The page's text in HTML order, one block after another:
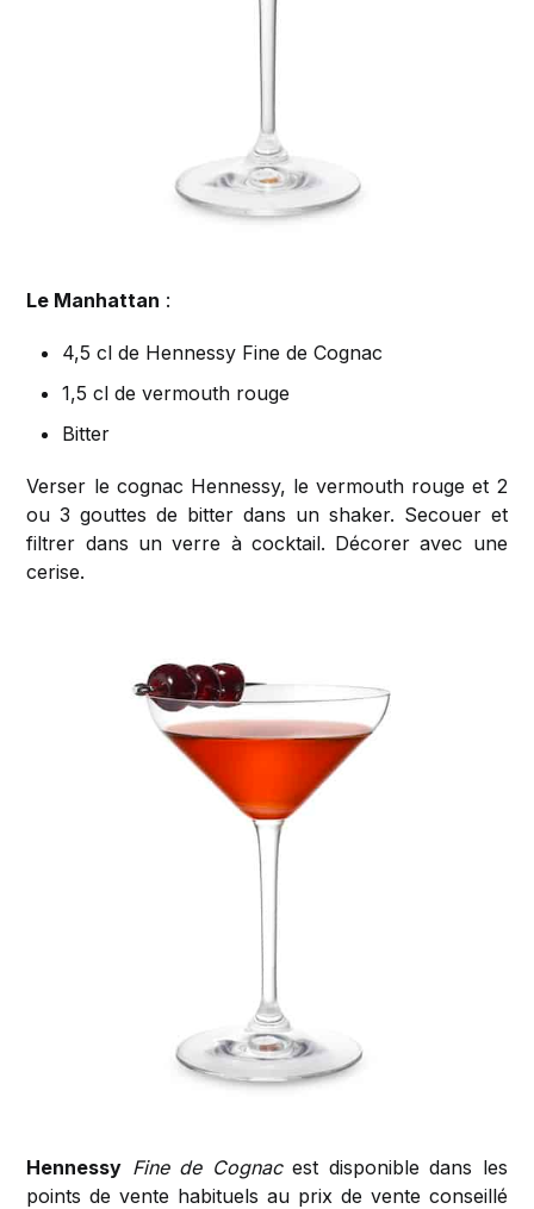
Le Manhattan :
4,5 cl de Hennessy Fine de Cognac
1,5 cl de vermouth rouge
Bitter
Verser le cognac Hennessy, le vermouth rouge et 2
ou 3 gouttes de bitter dans un shaker. Secouer et
filtrer dans un verre à cocktail. Décorer avec une
cerise.
Hennessy Fine de Cognacest disponible dans les
points de vente habituels au prix de vente conseillé